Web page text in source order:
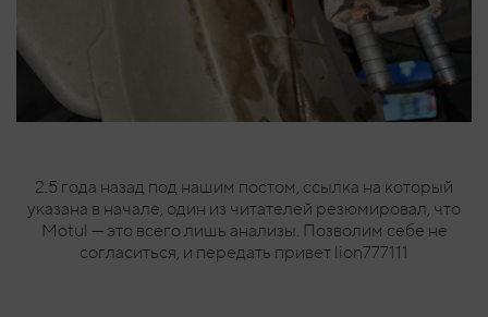
2.5 года назад под нашим постом, ссылка на который
указана в начале, один из читателей резюмировал, что
Motul — это всего лишь анализы. Позволим себе не
согласиться, и передать привет lion777111